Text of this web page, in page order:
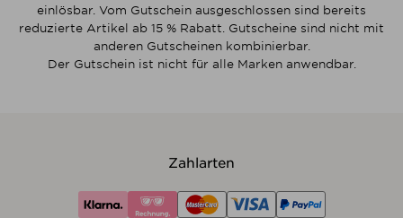
einlösbar. Vom Gutschein ausgeschlossen sind bereits
reduzierte Artikel ab 15 % Rabatt. Gutscheine sind nicht mit
anderen Gutscheinen kombinierbar.
Der Gutschein ist nicht für alle Marken anwendbar.
Zahlarten